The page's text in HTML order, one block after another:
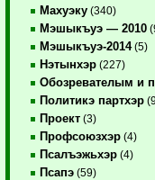
Махуэку (340)
Мэшыкъуэ — 2010
Мэшыкъуэ-2014(5)
Нэтынхэр (227)
Обозревателым и
Политикэ партхэр
Проект (3)
Профсоюзхэр (4)
Псалъэжьхэр (4)
Псапэ (59)